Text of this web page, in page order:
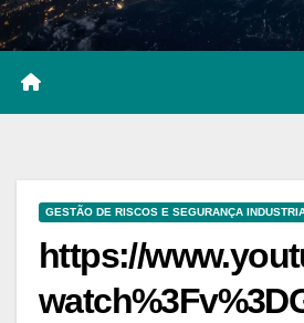
GESTÃO DE RISCOS E SEGURANÇA
https://